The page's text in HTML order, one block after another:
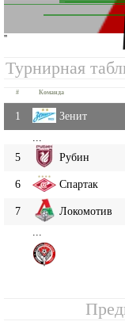
''
Турнирная
# Команда
1 Зенит
5
Рубин
6 Спартак
7 Локомотив